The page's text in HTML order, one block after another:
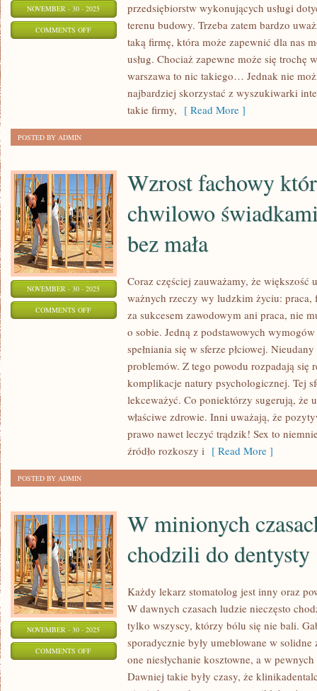
NOVEMBER - 30 - 2025
COMMENTS OFFON
przedsiębiorstw wykonujących usługi
terenu budowy. Trzeba zatem bardzo
taką firmę, która może zapewnić dla nas
usług. Chociaż zapewne może się trochę
warszawa to nic takiego… Jednak nie
najbardziej skorzystać z wyszukiwarki
takie firmy, [ Read More ]
POSTED BY ADMIN
NOVEMBER - 30 - 2025
COMMENTS OFFON
CHWILOWO
ŚWIADKAMI
BEZ
MAŁA
Wzrost fachowy
chwilowo
bez mała
Coraz częściej zauważamy, że większość
ważnych rzeczy wy ludzkim życiu:
za sukcesem zawodowym ani praca, nie
o sobie. Jedną z podstawowych
spełniania się w sferze płciowej.
problemów. Z tego powodu rozpadają się
komplikacje natury psychologicznej. Tej
lekceważyć. Co poniektórzy sugerują, że
właściwe zdrowie. Inni uważają, że
prawo nawet leczyć trądzik! Sex to
źródło rozkoszy i [ Read More ]
POSTED BY ADMIN
NOVEMBER - 30 - 2025
COMMENTS OFFON
W minionych
chodzili do dentysty
Każdy lekarz stomatolog jest inny oraz
W dawnych czasach ludzie nieczęsto
tylko wszyscy, którzy bólu się nie bali.
sporadycznie były umeblowane w
one niesłychanie kosztowne, a w
Dawniej takie były czasy, że